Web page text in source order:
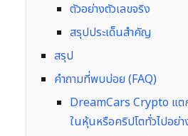
ตัวอย่างตัวเลขจริง
สรุปประเด็นสำคัญ
สรุป
คำถามที่พบบ่อย (FAQ)
DreamCars Crypto แต
ในหุ้นหรือคริปโตทั่วไปอย่า